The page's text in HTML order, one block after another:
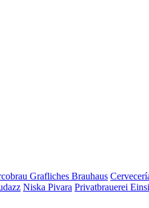
Grafliches Brauhaus
Niska Pivara Privatbrauerei